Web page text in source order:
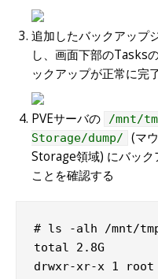
追加したバックアップ
し、画面下部のTasks
ックアップが正常に完
PVEサーバの
/mnt/
Storage/dump/
(マ
Storage領域) にバック
ことを確認する
# ls -alh /mnt/
total 2.8G
drwxr-xr-x 1